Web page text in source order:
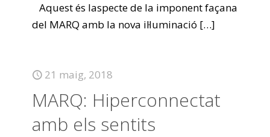
Aquest és laspecte de la imponent façana
del MARQ amb la nova il·luminació […]
21 maig, 2018
MARQ: Hiperconnectat
amb els sentits